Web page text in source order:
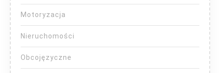
Motoryzacja
Nieruchomości
Obcojęzyczne